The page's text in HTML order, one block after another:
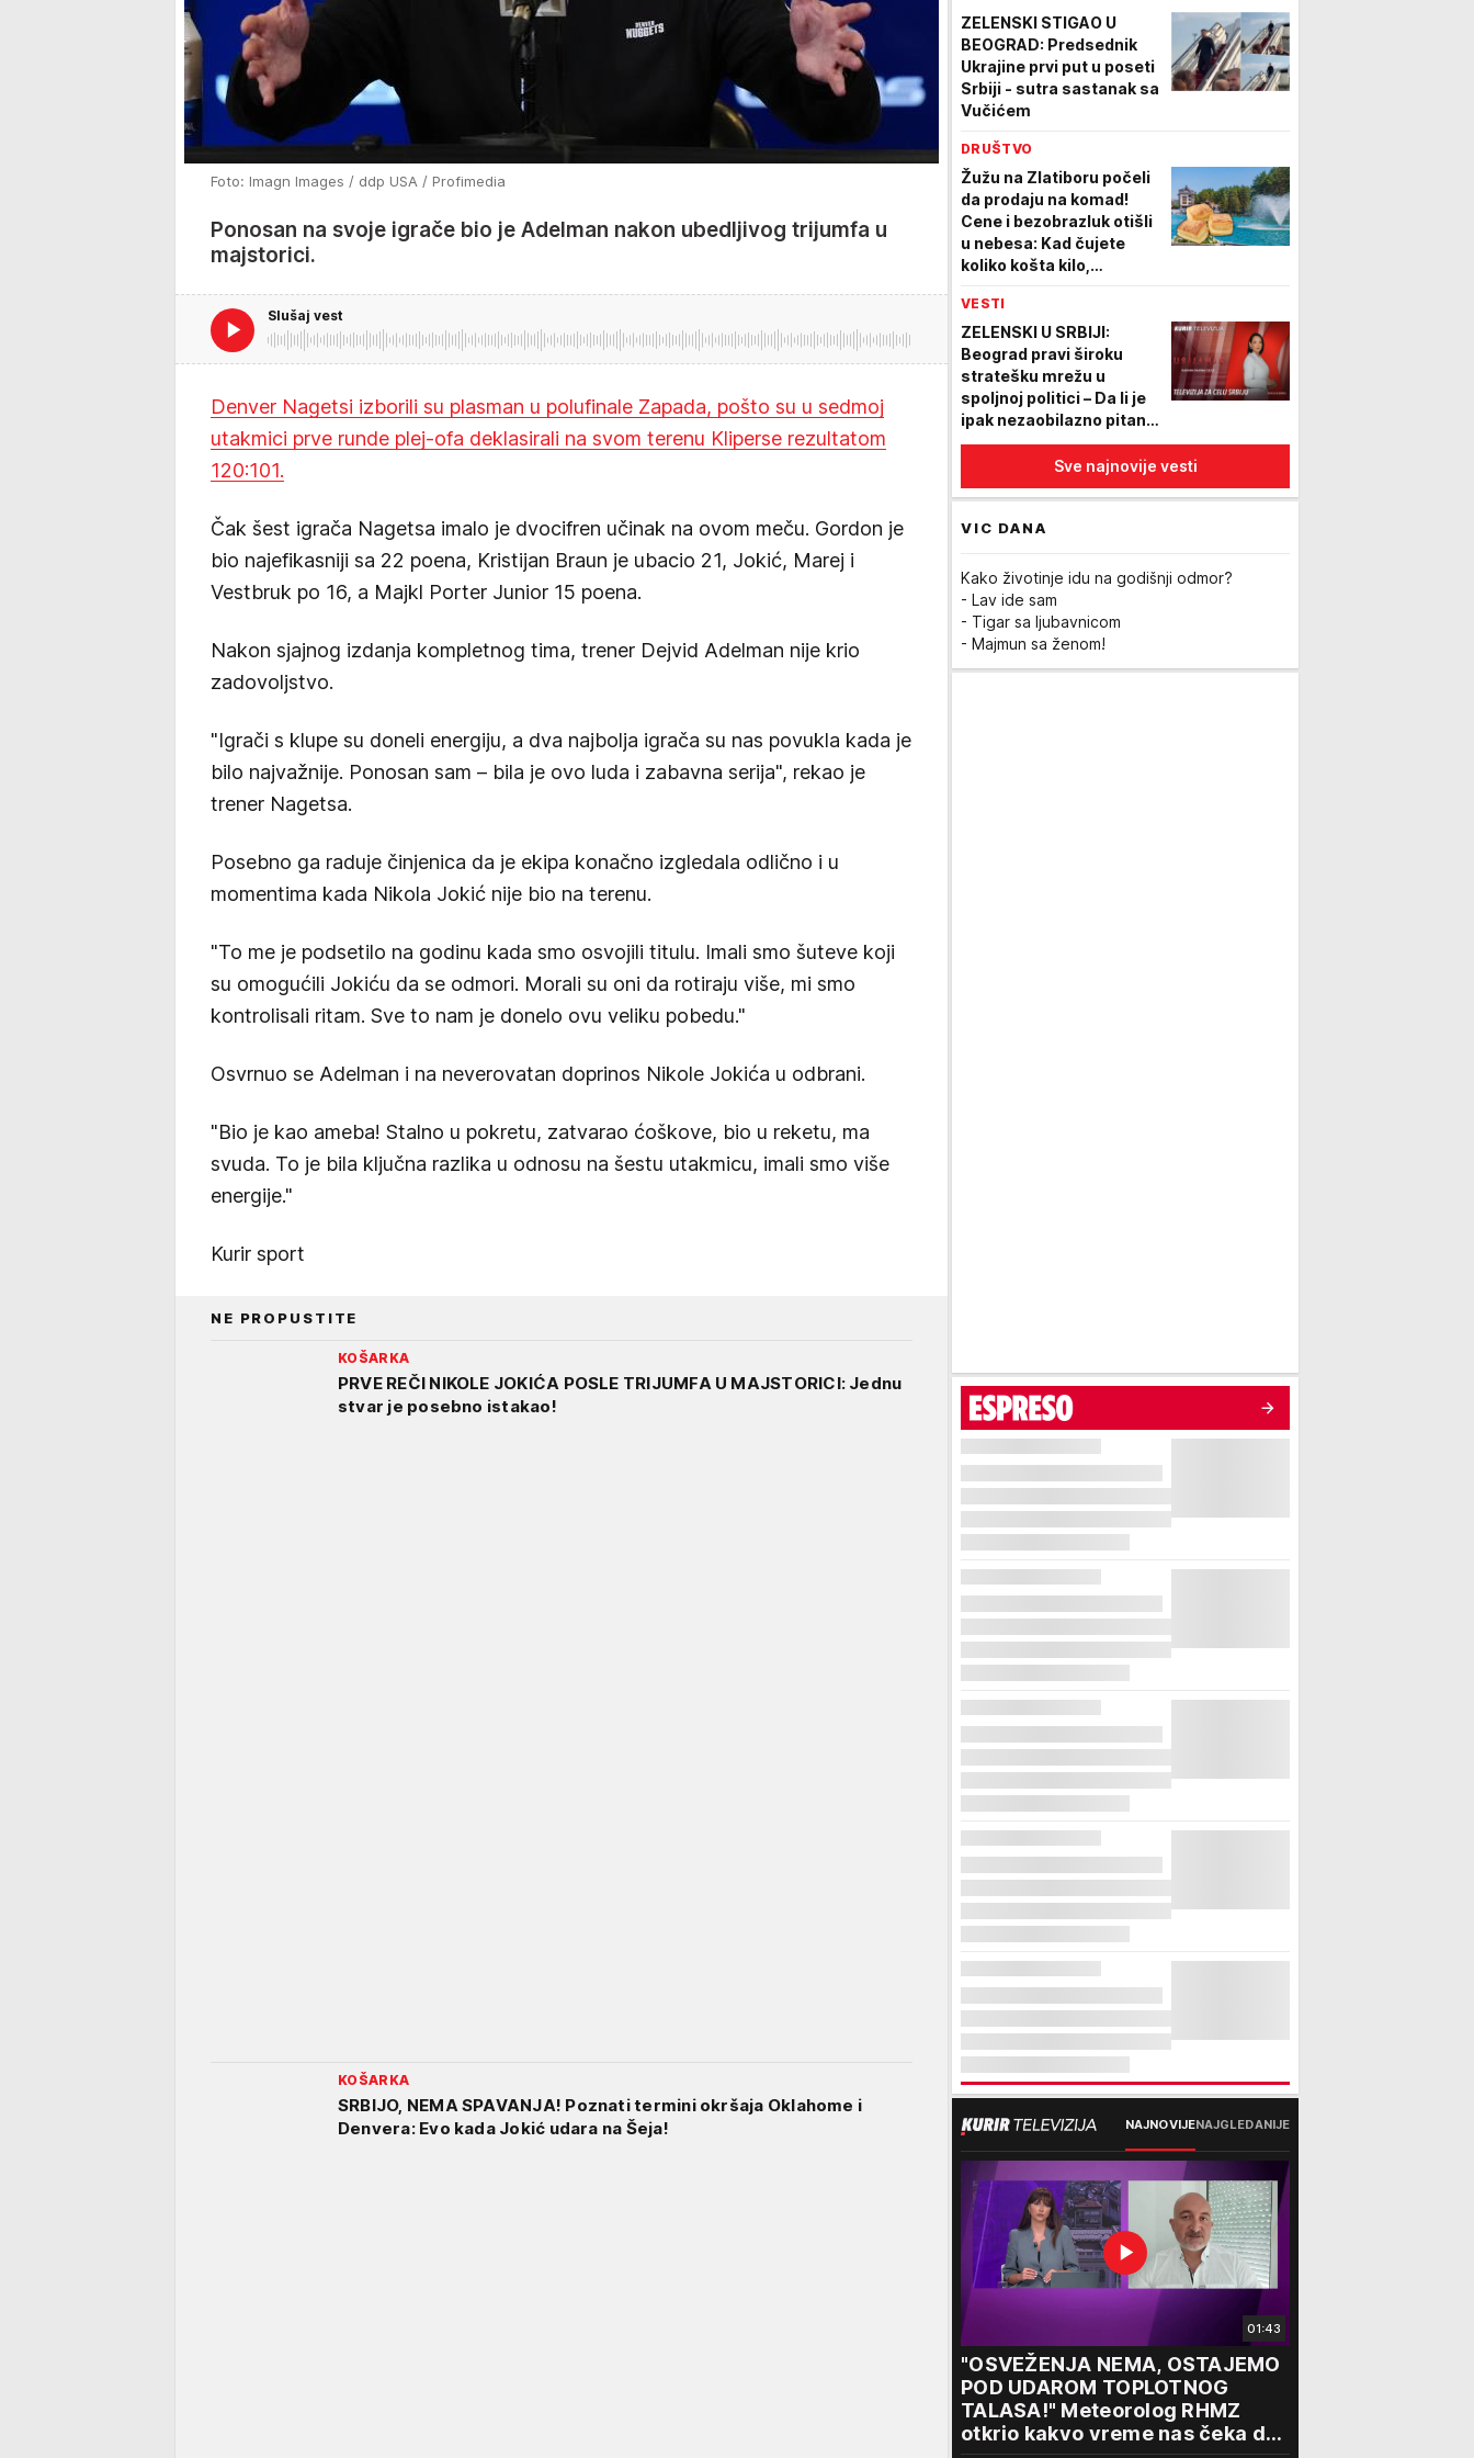
Foto: Imagn Images / ddp USA / Profimedia
Ponosan na svoje igrače bio je Adelman nakon ubedljivog trijumfa u
majstorici.
Slušaj vest
Denver Nagetsi izborili su plasman u polufinale Zapada, pošto su u sedmoj
utakmici prve runde plej-ofa deklasirali na svom terenu Kliperse rezultatom
120:101.
Čak šest igrača Nagetsa imalo je dvocifren učinak na ovom meču. Gordon je
bio najefikasniji sa 22 poena, Kristijan Braun je ubacio 21, Jokić, Marej i
Vestbruk po 16, a Majkl Porter Junior 15 poena.
Nakon sjajnog izdanja kompletnog tima, trener Dejvid Adelman nije krio
zadovoljstvo.
"Igrači s klupe su doneli energiju, a dva najbolja igrača su nas povukla kada je
bilo najvažnije. Ponosan sam – bila je ovo luda i zabavna serija", rekao je
trener Nagetsa.
Posebno ga raduje činjenica da je ekipa konačno izgledala odlično i u
momentima kada Nikola Jokić nije bio na terenu.
"To me je podsetilo na godinu kada smo osvojili titulu. Imali smo šuteve koji
su omogućili Jokiću da se odmori. Morali su oni da rotiraju više, mi smo
kontrolisali ritam. Sve to nam je donelo ovu veliku pobedu."
Osvrnuo se Adelman i na neverovatan doprinos Nikole Jokića u odbrani.
"Bio je kao ameba! Stalno u pokretu, zatvarao ćoškove, bio u reketu, ma
svuda. To je bila ključna razlika u odnosu na šestu utakmicu, imali smo više
energije."
Kurir sport
NE PROPUSTITE
KOŠARKA
PRVE REČI NIKOLE JOKIĆA POSLE TRIJUMFA U MAJSTORICI: Jednu
stvar je posebno istakao!
KOŠARKA
SRBIJO, NEMA SPAVANJA! Poznati termini okršaja Oklahome i
Denvera: Evo kada Jokić udara na Šeja!
ZELENSKI STIGAO U
BEOGRAD: Predsednik
Ukrajine prvi put u poseti
Srbiji - sutra sastanak sa
Vučićem
DRUŠTVO
Žužu na Zlatiboru počeli
da prodaju na komad!
Cene i bezobrazluk otišli
u nebesa: Kad čujete
koliko košta kilo,
VESTI
ZELENSKI U SRBIJI:
Beograd pravi široku
stratešku mrežu u
spoljnoj politici – Da li je
ipak nezaobilazno pitanje
kako će reagovati
Moskva na posetu
predsednika?
Sve najnovije vesti
VIC DANA
Kako životinje idu na godišnji odmor?
- Lav ide sam
- Tigar sa ljubavnicom
- Majmun sa ženom!
NAJNOVIJENAJGLEDANIJE
01:43
"OSVEŽENJA NEMA, OSTAJEMO
POD UDAROM TOPLOTNOG
TALASA!" Meteorolog RHMZ
otkrio kakvo vreme nas čeka do